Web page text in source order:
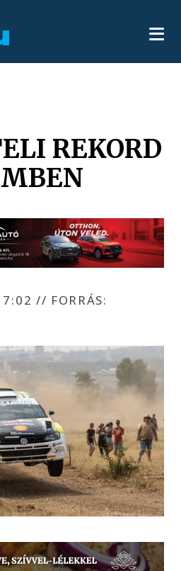
REKORD
// FORRÁS: